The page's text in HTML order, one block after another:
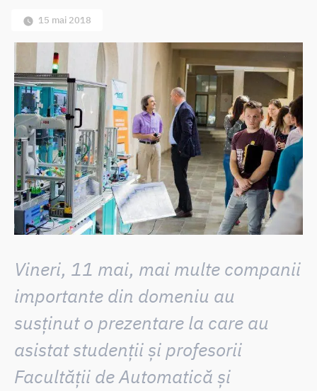
15 mai 2018
Vineri, 11 mai, mai multe companii
importante din domeniu au
susținut o prezentare la care au
asistat studenții și profesorii
Facultății de Automatică și